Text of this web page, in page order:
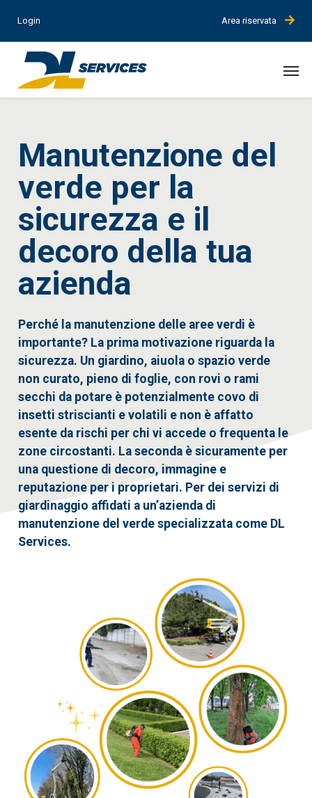
Login Area riservata
Manutenzione del
verde per la
sicurezza e il
decoro della tua
azienda
Perché la manutenzione delle aree verdi è
importante? La prima motivazione riguarda la
sicurezza. Un giardino, aiuola o spazio verde
non curato, pieno di foglie, con rovi o rami
secchi da potare è potenzialmente covo di
insetti striscianti e volatili e non è affatto
esente da rischi per chi vi accede o frequenta le
zone circostanti. La seconda è sicuramente per
una questione di decoro, immagine e
reputazione per i proprietari. Per dei servizi di
giardinaggio affidati a un’azienda di
manutenzione del verde specializzata come DL
Services.